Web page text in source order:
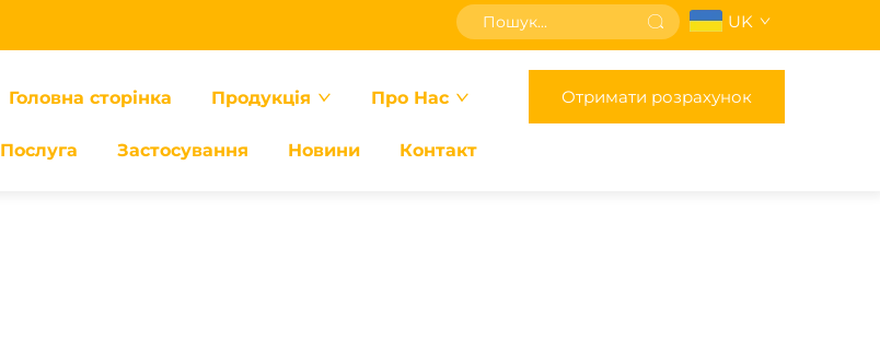
UK
Головна сторінка Продукція Про Нас
Послуга Застосування Новини Контакт
Отримати розрахунок